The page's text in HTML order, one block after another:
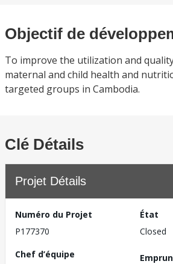
Objectif de
To improve the utilization and
maternal and child health and
targeted groups in Cambodia.
Clé Détails
Projet Détails
Numéro du Projet
P177370
État
Closed
Chef d’équipe